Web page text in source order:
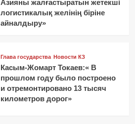
Азияны жалғастыратын жетекші
логистикалық желінің біріне
айналдыру»
Глава государства Новости КЗ
Касым-Жомарт Токаев:« В
прошлом году было построено
и отремонтировано 13 тысяч
километров дорог»